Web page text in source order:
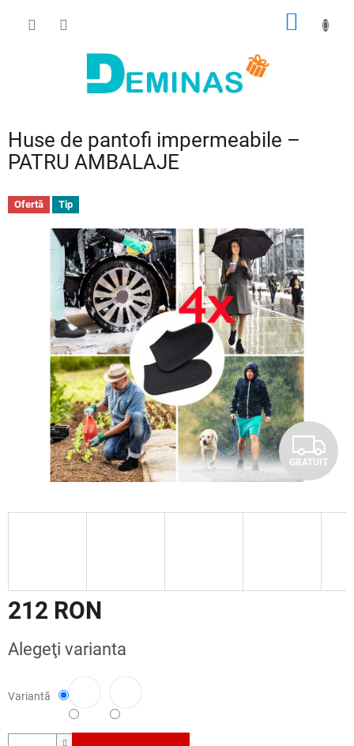
COŞ
Huse de pantofi impermeabile –
PATRU AMBALAJE
Ofertă Tip
G
R
A
GRATUIT
212 RON
preţ:
Alegeţi varianta
Variantă